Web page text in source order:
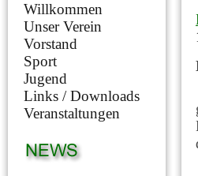
Willkommen
Unser Verein
Vorstand
Sport
Jugend
Links / Downloads
Veranstaltungen